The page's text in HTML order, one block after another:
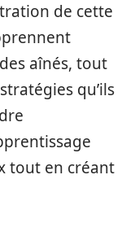
de cette
aînés, tout
qu’ils
tout en créant